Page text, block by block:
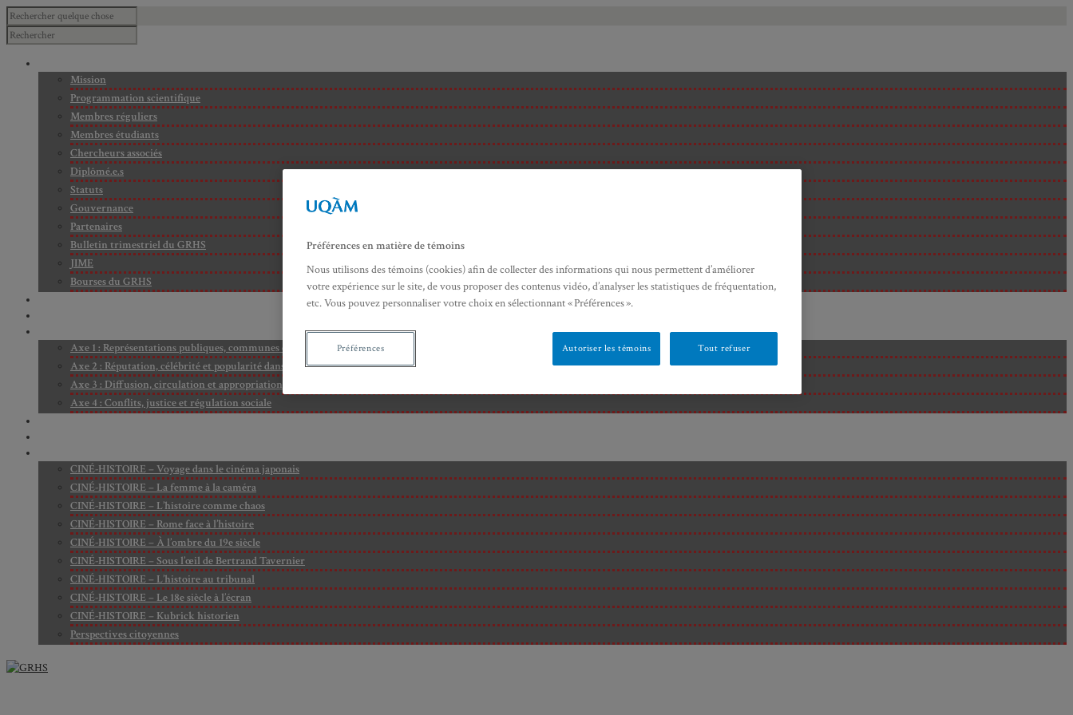
Mission
Programmation scientifique
Membres réguliers
Membres étudiants
Chercheurs associés
Diplômé.e.s
Statuts
Gouvernance
Partenaires
Bulletin trimestriel du GRHS
JIME
Bourses du GRHS
Axe 1 : Représentations publiques, communes et privées de la Cité
Axe 2 : Réputation, célébrité et popularité dans l’espace public
Axe 3 : Diffusion, circulation et appropriation des savoirs
Axe 4 : Conflits, justice et régulation sociale
CINÉ-HISTOIRE – Voyage dans le cinéma japonais
CINÉ-HISTOIRE – La femme à la caméra
CINÉ-HISTOIRE – L’histoire comme chaos
CINÉ-HISTOIRE – Rome face à l’histoire
CINÉ-HISTOIRE – À l’ombre du 19e siècle
CINÉ-HISTOIRE – Sous l’œil de Bertrand Tavernier
CINÉ-HISTOIRE – L’histoire au tribunal
CINÉ-HISTOIRE – Le 18e siècle à l’écran
CINÉ-HISTOIRE – Kubrick historien
Perspectives citoyennes
Préférences en matière de témoins
Nous utilisons des témoins (cookies) afin de collecter des informations qui nous permettent d’améliorer
votre expérience sur le site, de vous proposer des contenus vidéo, d’analyser les statistiques de fréquentation,
etc. Vous pouvez personnaliser votre choix en sélectionnant « Préférences ».
Tout refuser
Autoriser les témoins
Préférences